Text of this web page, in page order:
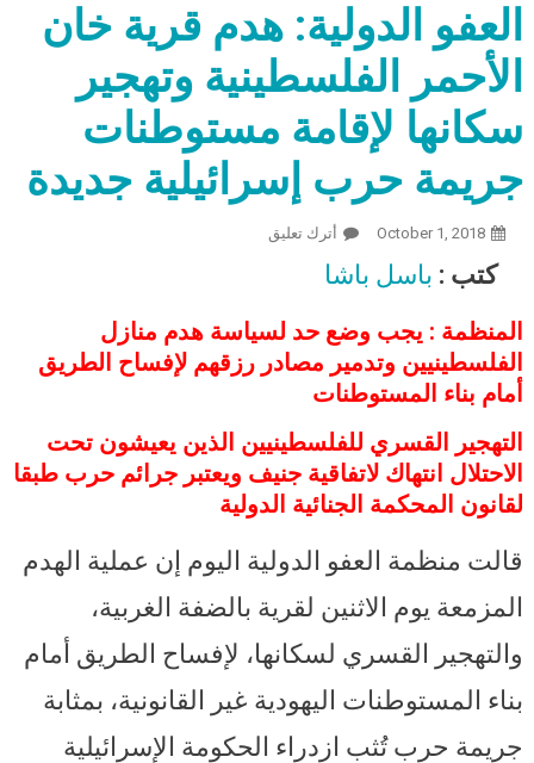
العفو الدولية: هدم قرية خان
الأحمر الفلسطينية وتهجير
سكانها لإقامة مستوطنات
جريمة حرب إسرائيلية جديدة
October 1, 2018 أترك تعليق
كتب : باسل باشا
المنظمة : يجب وضع حد لسياسة هدم منازل
الفلسطينيين وتدمير مصادر رزقهم لإفساح الطريق
أمام بناء المستوطنات
التهجير القسري للفلسطينيين الذين يعيشون تحت
الاحتلال انتهاك لاتفاقية جنيف ويعتبر جرائم حرب طبقا
لقانون المحكمة الجنائية الدولية
قالت منظمة العفو الدولية اليوم إن عملية الهدم
المزمعة يوم الاثنين لقرية بالضفة الغربية،
والتهجير القسري لسكانها، لإفساح الطريق أمام
بناء المستوطنات اليهودية غير القانونية، بمثابة
جريمة حرب تُثب ازدراء الحكومة الإسرائيلية